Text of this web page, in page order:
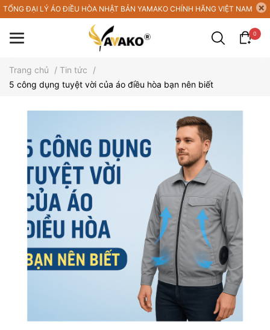
TỔNG ĐẠI LÝ ÁO ĐIỀU HÒA NHẬT BẢN YAMAKO CHÍNH HÃNG VIỆT NAM
0
Trang chủ / Tin tức
/
5 công dụng tuyệt vời của áo điều hòa bạn nên biết